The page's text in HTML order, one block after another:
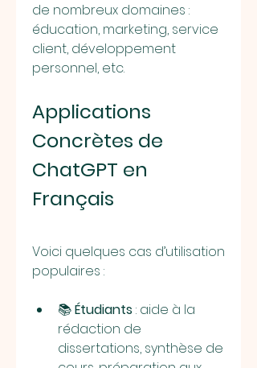
de nombreux domaines :
éducation, marketing, service
client, développement
personnel, etc.
Applications
Concrètes de
ChatGPT en
Français
Voici quelques cas d’utilisation
populaires :
📚 Étudiants : aide à la
rédaction de
dissertations, synthèse de